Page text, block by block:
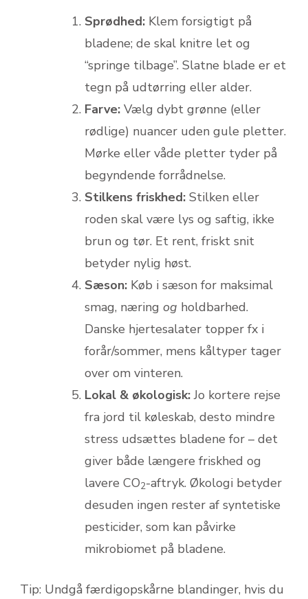
Sprødhed: Klem forsigtigt på
bladene; de skal knitre let og
“springe tilbage”. Slatne blade er et
tegn på udtørring eller alder.
Farve: Vælg dybt grønne (eller
rødlige) nuancer uden gule pletter.
Mørke eller våde pletter tyder på
begyndende forrådnelse.
Stilkens friskhed: Stilken eller
roden skal være lys og saftig, ikke
brun og tør. Et rent, friskt snit
betyder nylig høst.
Sæson: Køb i sæson for maksimal
smag, næring og holdbarhed.
Danske hjertesalater topper fx i
forår/sommer, mens kåltyper tager
over om vinteren.
Lokal & økologisk:Jo kortere rejse
fra jord til køleskab, desto mindre
stress udsættes bladene for – det
giver både længere friskhed og
lavere CO2-aftryk. Økologi betyder
desuden ingen rester af syntetiske
pesticider, som kan påvirke
mikrobiomet på bladene.
Tip: Undgå færdigopskårne blandinger, hvis du